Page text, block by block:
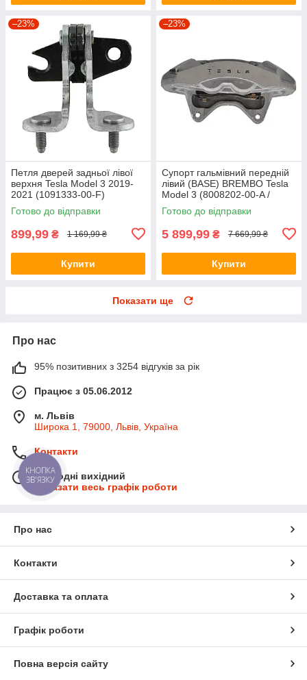
–23%
Петля дверей задньої лівої
верхня Tesla Model 3 2019-
2021 (1091333-00-F)
(Оригінал)
Готово до відправки
899,99 ₴ 1 169,99 ₴
Купити
–23%
Супорт гальмівний передній
лівий (BASE) BREMBO Tesla
Model 3 (8008202-00-A /
1044621-00-E)
Готово до відправки
5 899,99 ₴ 7 669,99 ₴
Купити
Показати ще
Про нас
95% позитивних з 3254 відгуків за рік
Працює з 05.06.2012
м. Львів
Широка 1, 79000, Львів, Україна
Контакти
Сьогодні вихідний
Показати весь графік роботи
Про нас
Контакти
Доставка та оплата
Графік роботи
Повна версія сайту
КНОПКА
ЗВ'ЯЗКУ